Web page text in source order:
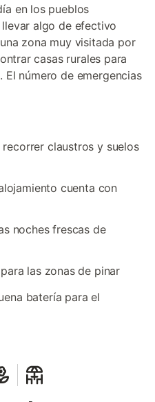
en los pueblos
algo de efectivo
zona muy visitada por
casas rurales para
El número de emergencias
claustros y suelos
cuenta con
noches frescas de
las zonas de pinar
batería para el